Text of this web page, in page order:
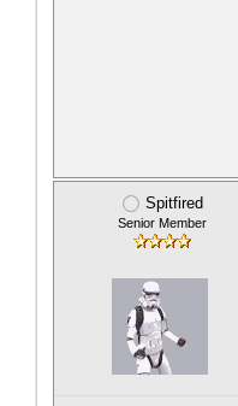
Spitfired
Senior Member